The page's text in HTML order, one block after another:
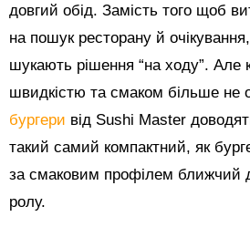
довгий обід. Замість того щоб
на пошук ресторану й
шукають рішення “на ходу”. Але
швидкістю та смаком більше не
бургери від Sushi Master
такий самий компактний, як
за смаковим профілем ближчий
ролу.